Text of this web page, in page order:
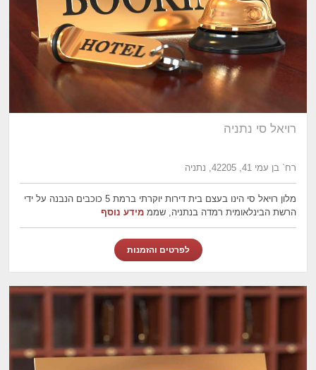
רויאל סי נתניה
רח` בן עמי 41, 42205, נתניה
מלון רויאל סי הינו בעצם בית דירות יוקרתי ברמת 5 כוכבים הנבנה על ידי
הרשת הבינלאומית רמדה בנתניה, שמממידע נוסף
לפרטים והזמנות